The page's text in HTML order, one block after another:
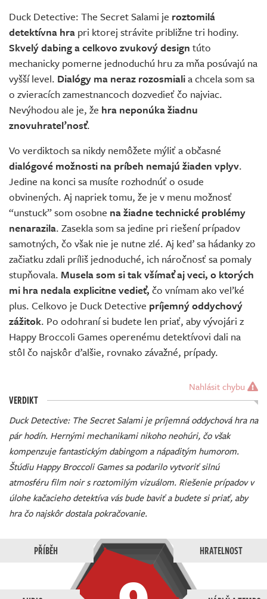
Duck Detective: The Secret Salami je roztomilá
detektívna hra pri ktorej strávite približne tri hodiny.
Skvelý dabing a celkovo zvukový design túto
mechanicky pomerne jednoduchú hru za mňa posúvajú na
vyšší level. Dialógy ma neraz rozosmialia chcela som sa
o zvieracích zamestnancoch dozvedieť čo najviac.
Nevýhodou ale je, že hra neponúka žiadnu
znovuhrateľnosť.
Vo verdiktoch sa nikdy nemôžete mýliť a občasné
dialógové možnosti na príbeh nemajú žiaden vplyv.
Jedine na konci sa musíte rozhodnúť o osude
obvinených. Aj napriek tomu, že je v menu možnosť
“unstuck” som osobne na žiadne technické problémy
nenarazila. Zasekla som sa jedine pri riešení prípadov
samotných, čo však nie je nutne zlé. Aj keď sa hádanky zo
začiatku zdali príliš jednoduché, ich náročnosť sa pomaly
stupňovala. Musela som si tak všímať aj veci, o ktorých
mi hra nedala explicitne vedieť, čo vnímam ako veľké
plus. Celkovo je Duck Detective príjemný oddychový
zážitok. Po odohraní si budete len priať, aby vývojári z
Happy Broccoli Games operenému detektívovi dali na
stôl čo najskôr ďalšie, rovnako závažné, prípady.
Nahlásit chybu
VERDIKT
Duck Detective: The Secret Salami je príjemná oddychová hra na
pár hodín. Hernými mechanikami nikoho neohúri, čo však
kompenzuje fantastickým dabingom a nápaditým humorom.
Štúdiu Happy Broccoli Games sa podarilo vytvoriť silnú
atmosféru film noir s roztomilým vizuálom. Riešenie prípadov v
úlohe kačacieho detektíva vás bude baviť a budete si priať, aby
hra čo najskôr dostala pokračovanie.
PŘÍBĚH HRATELNOST